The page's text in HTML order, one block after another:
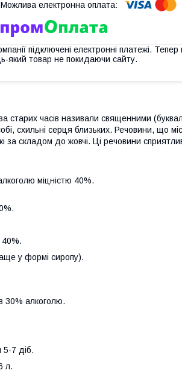
підключені електронні платежі.
який товар не покидаючи сайту.
старих часів називали священними
схильні серця близьких. Речовини, що
за складом до жовчі. Ці речовини
міцністю 40%.
у формі сиропу).
30% алкоголю.
5-7 діб.
л.